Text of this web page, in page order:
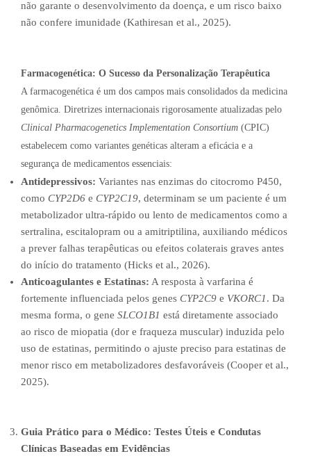
não garante o desenvolvimento da doença, e um risco baixo
não confere imunidade (Kathiresan et al., 2025).
Farmacogenética: O Sucesso da Personalização Terapêutica
A farmacogenética é um dos campos mais consolidados da medicina
genômica. Diretrizes internacionais rigorosamente atualizadas pelo
Clinical Pharmacogenetics Implementation Consortium (CPIC)
estabelecem como variantes genéticas alteram a eficácia e a
segurança de medicamentos essenciais:
Antidepressivos: Variantes nas enzimas do citocromo P450,
como CYP2D6 e CYP2C19, determinam se um paciente é um
metabolizador ultra-rápido ou lento de medicamentos como a
sertralina, escitalopram ou a amitriptilina, auxiliando médicos
a prever falhas terapêuticas ou efeitos colaterais graves antes
do início do tratamento (Hicks et al., 2026).
Anticoagulantes e Estatinas: A resposta à varfarina é
fortemente influenciada pelos genes CYP2C9 e VKORC1. Da
mesma forma, o gene SLCO1B1 está diretamente associado
ao risco de miopatia (dor e fraqueza muscular) induzida pelo
uso de estatinas, permitindo o ajuste preciso para estatinas de
menor risco em metabolizadores desfavoráveis (Cooper et al.,
2025).
Guia Prático para o Médico: Testes Úteis e Condutas
Clínicas Baseadas em Evidências